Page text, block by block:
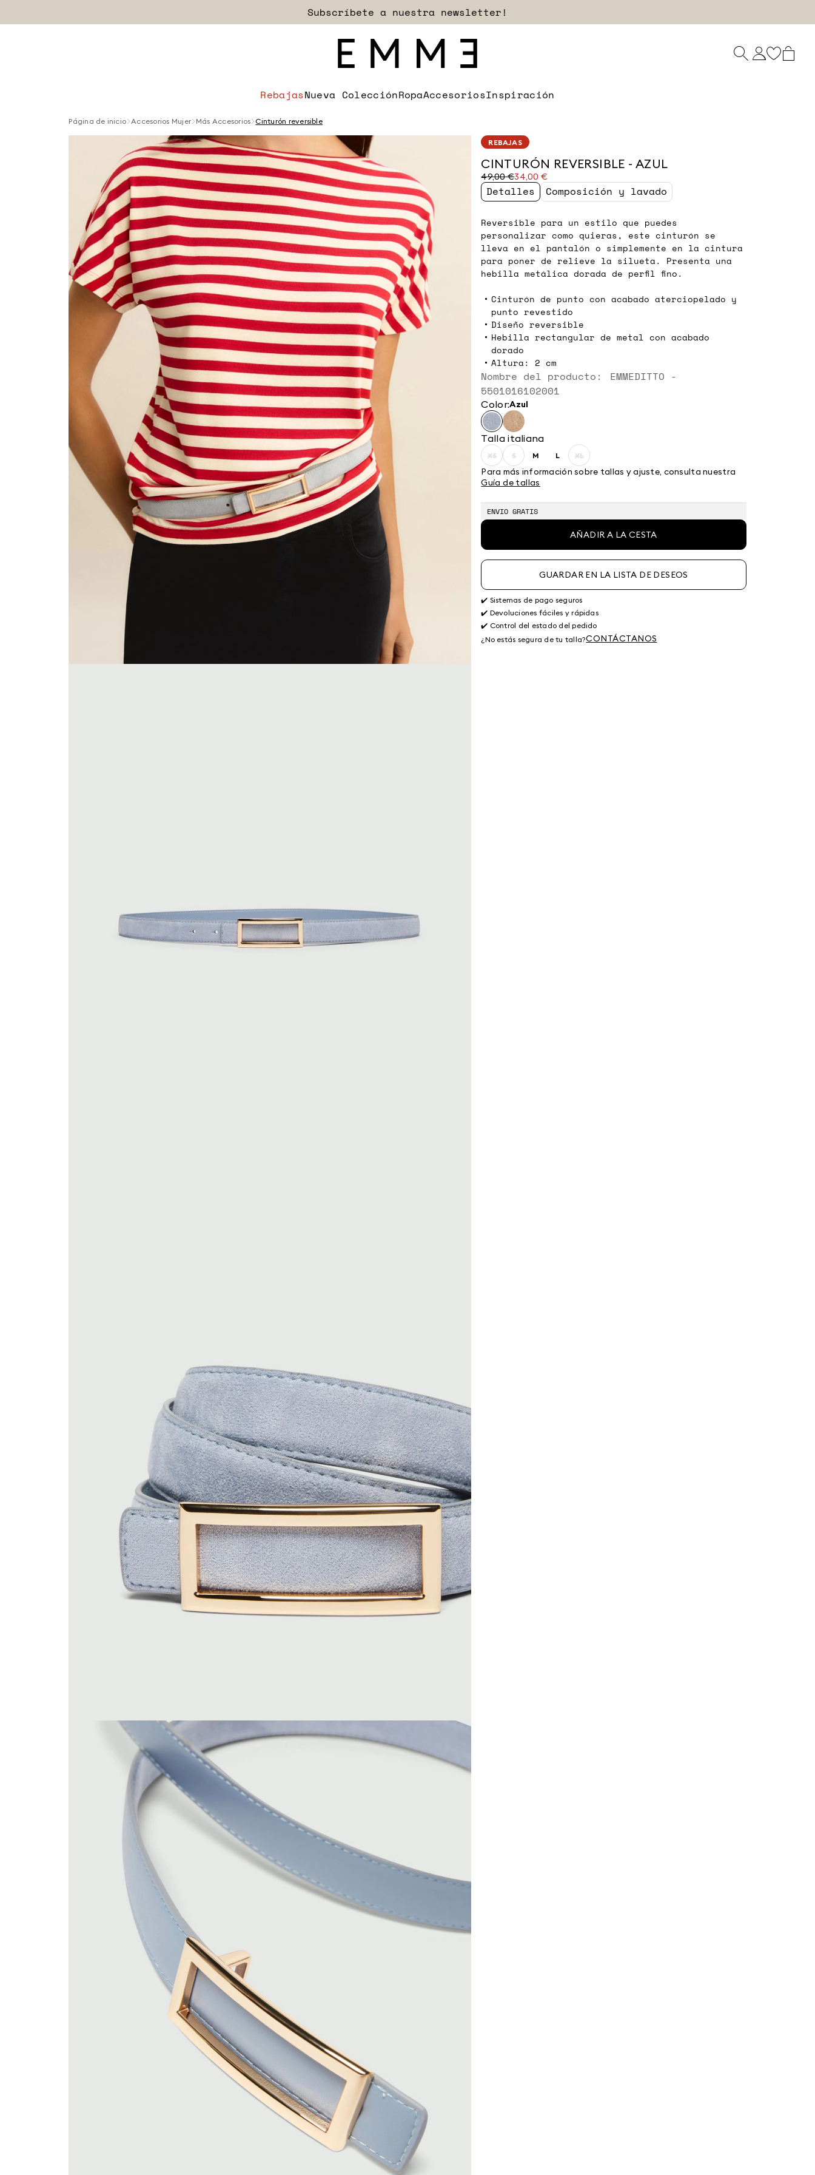
Descubre las rebajas
RebajasNueva ColecciónRopaAccesoriosInspiración
Página de inicio Accesorios Mujer Más Accesorios Cinturón reversible
REBAJAS
CINTURÓN REVERSIBLE - AZUL
49,00 €34,00 €
Precio
original
49,00
Precio
actual
34,00
Detalles Composición y lavado
Reversible para un estilo que puedes
personalizar como quieras, este cinturón se
lleva en el pantalón o simplemente en la cintura
para poner de relieve la silueta. Presenta una
hebilla metálica dorada de perfil fino.
Cinturón de punto con acabado aterciopelado y
punto revestido
Diseño reversible
Hebilla rectangular de metal con acabado
dorado
Altura: 2 cm
Nombre del producto: EMMEDITTO -
5501016102001
Color: azul
Talla italiana
XSSize:
XS
SSize:
S
MSize:
L
Size:
L
XLSize:
XL
Para más información sobre tallas y ajuste, consulta nuestra
Guía de tallas
ENVIO GRATIS
AÑADIR A LA CESTA
GUARDAR EN LA LISTA DE DESEOS
✔️ Sistemas de pago seguros
✔️ Devoluciones fáciles y rápidas
✔️ Control del estado del pedido
¿No estás segura de tu talla?CONTÁCTANOS